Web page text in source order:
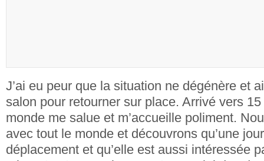
J’ai eu peur que la situation ne dégénère et
salon pour retourner sur place. Arrivé vers
monde me salue et m’accueille poliment.
avec tout le monde et découvrons qu’une
déplacement et qu’elle est aussi intéressée